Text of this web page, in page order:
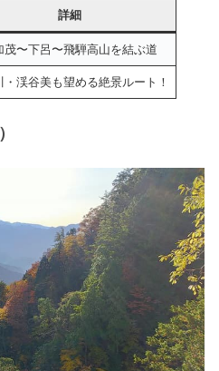
詳細
茂〜下呂〜飛騨高山を結ぶ道
・渓谷美も望める絶景ルート！